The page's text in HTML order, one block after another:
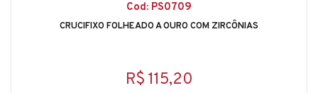
Cod: PS0709
CRUCIFIXO FOLHEADO A OURO COM ZIRCÔNIAS
R$ 115,20